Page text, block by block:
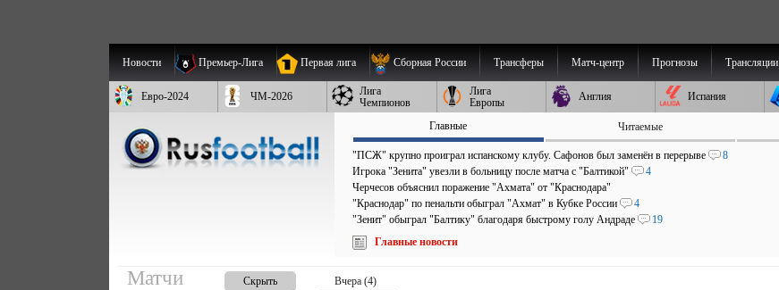
Новости Премьер-Лига Первая лига Сборная России Трансферы Матч-центр Прогнозы Трансляции
Евро-2024 ЧМ-2026
Лига
Чемпионов
Лига
Европы
Англия Испания
Главные Читаемые
"ПСЖ" крупно проиграл испанскому клубу. Сафонов был заменён в перерыве
8
Игрока "Зенита" увезли в больницу после матча с "Балтикой"
4
Черчесов объяснил поражение "Ахмата" от "Краснодара"
"Краснодар" по пенальти обыграл "Ахмат" в Кубке России
4
"Зенит" обыграл "Балтику" благодаря быстрому голу Андраде
19
Главные новости
Матчи Скрыть Вчера (4)